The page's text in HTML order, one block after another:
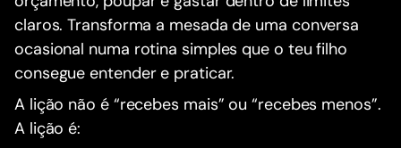
claros. Transforma a mesada de uma conversa
ocasional numa rotina simples que o teu filho
consegue entender e praticar.
A lição não é “recebes mais” ou “recebes menos”.
A lição é: